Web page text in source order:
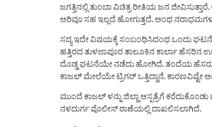
ಜಗತ್ತಿನಲ್ಲಿ ತುಂಬಾ ವಿಚಿತ್ರ ರೀತಿಯ ಜನ
ಅರಿವೂ ಸಹ ಇಲ್ಲದೆ ಹೋಗುತ್ತದೆ. ಅಂಥ
ಸದ್ಯ ಇದೇ ವಿಷಯಕ್ಕೆ ಸಂಬಂಧಿಸಿದಂಥ ಒಂದು ಘಟನೆ
ಹತ್ತಿರದ ತುಳಜಾಪೂರ ತಾಲೂಕಿನ ಕಾರ್ಲಾ
ದೊಡ್ಡ ಘಟನೆಯೇ ನಡೆದು ಹೋಗಿದೆ. ತಂದೆಯ ಹೆಸರು
ಕಾಜಲ್ ಮೇಲೆಯೇ ಟ್ರಿಗರ್ ಒತ್ತಿದ್ದಾನೆ. ಕಾರಣವಿಷ್ಟೇ
ಮುಂದೆ ಕಾಜಲ್ ಳನ್ನು ಜಿಲ್ಹಾ ಆಸ್ಪತ್ರೆಗೆ
ನಳದುರ್ಗ ಪೊಲೀಸ್ ಠಾಣೆಯಲ್ಲಿ ದಾಖಲಿಸಲಾಗಿದೆ.